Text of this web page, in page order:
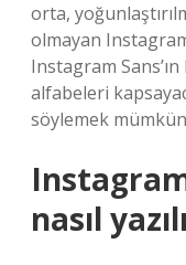
orta,
olmayan
Instagram
alfabeleri
söylemek
nasıl